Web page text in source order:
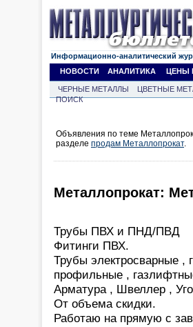
Информационно-аналитический
НОВОСТИ
АНАЛИТИКА ЦЕНЫ
ЧЕРНЫЕ МЕТАЛЛЫ ЦВЕТНЫЕ
ПОИСК
Объявления по теме
разделе продам Металлопрокат.
Металлопрокат:
Трубы ПВХ и ПНД/ПВД
Фитинги ПВХ.
Трубы электросварные ,
профильные ,
Арматура , Швеллер ,
От объема скидки.
Работаю на прямую с